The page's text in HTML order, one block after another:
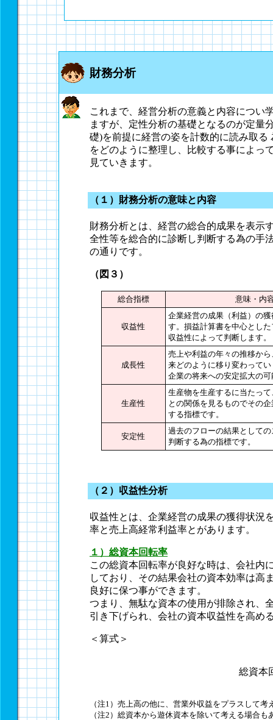
財務分析
これまで、経営分析の意義と内容につい
ますが、定性分析の基礎となるのが定量
礎)を前提に経営の姿を計数的に読み取
をどのように整理し、比較する事によっ
見ていきます。
（１）財務分析の意味と内容
財務分析とは、経営の総合的成果を表示
全性等を総合的に診断し判断する為の手
の通りです。
（図３）
総合指標 意味・内
収益性
企業経営の成果（利益）の
す。損益計算書を中心とし
収益性によって判断します。
成長性
売上や利益の年々の推移か
来どのように移り変わって
企業の将来への安定拡大の
生産性
生産物を生産するに当たっ
との関係を見るものでその
する指標です。
安定性
過去のフローの結果として
判断する為の指標です。
（２）収益性分析
収益性とは、企業経営の成果の獲得状況
率と売上高経常利益率とがあります。
１）総資本回転率
この総資本回転率が良好な時は、会社内
しており、その結果会社の資本効率は高
良好に保つ事ができます。
つまり、無駄な資本の使用が排除され、
引き下げられ、会社の資本収益性を高め
＜算式＞
総資本
（注1）売上高の他に、営業外収益をプラスして考
（注2）総資本から遊休資本を除いて考える場合も